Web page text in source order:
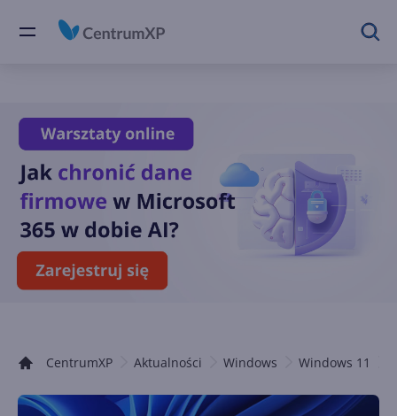
CentrumXP Aktualności Windows Windows 11